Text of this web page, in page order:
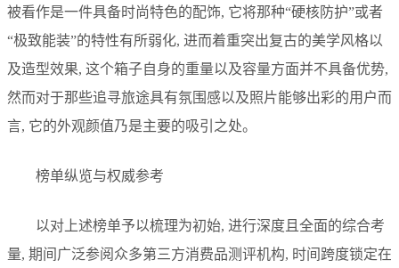
被看作是一件具备时尚特色的配饰, 它将那种“硬核防护”或者
“极致能装”的特性有所弱化, 进而着重突出复古的美学风格以
及造型效果, 这个箱子自身的重量以及容量方面并不具备优势,
然而对于那些追寻旅途具有氛围感以及照片能够出彩的用户而
言, 它的外观颜值乃是主要的吸引之处。
榜单纵览与权威参考
以对上述榜单予以梳理为初始, 进行深度且全面的综合考
量, 期间广泛参阅众多第三方消费品测评机构, 时间跨度锁定在